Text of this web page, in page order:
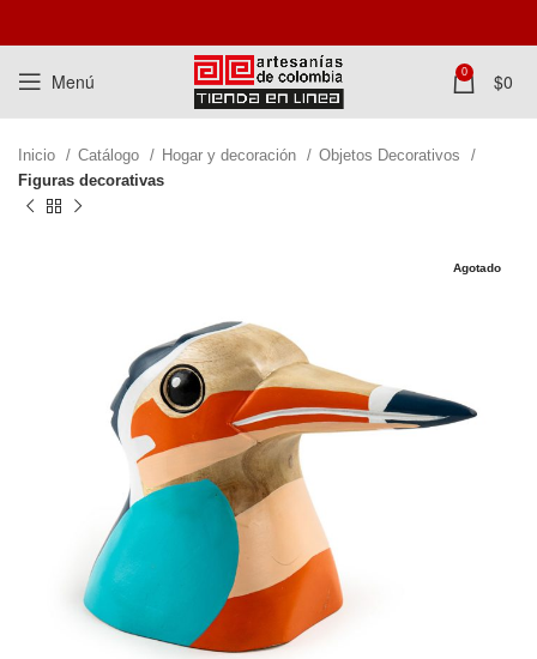
Menú 0 $0
Inicio Catálogo Hogar y decoración
Objetos Decorativos
Figuras decorativas
Agotado